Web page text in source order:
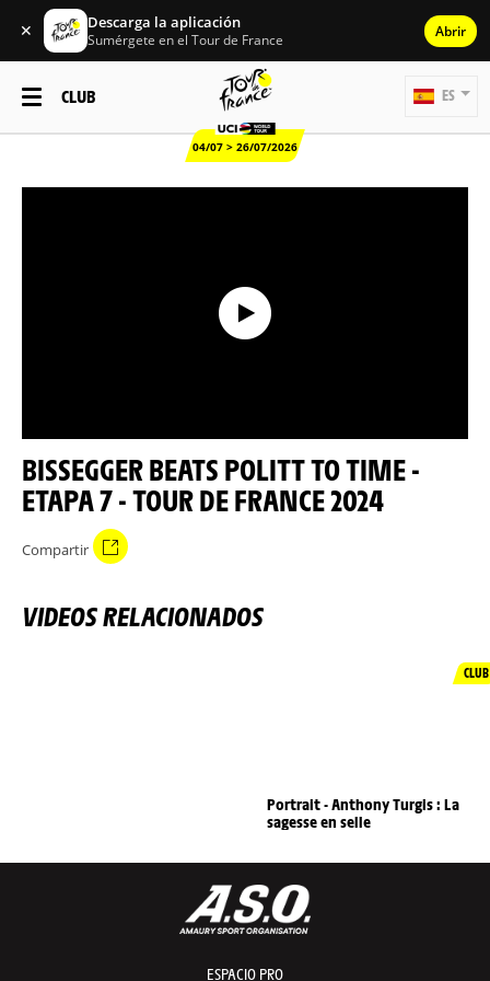
✕ Descarga la aplicación
Sumérgete en el Tour de France Abrir
CLUB
04/07 > 26/07/2026
ES
BISSEGGER BEATS POLITT TO TIME -
ETAPA 7 - TOUR DE FRANCE 2024
Compartir
VIDEOS RELACIONADOS
CLUB
Portrait - Anthony Turgis : La
sagesse en selle
ESPACIO PRO